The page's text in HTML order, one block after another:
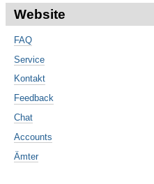
Website
FAQ
Service
Kontakt
Feedback
Chat
Accounts
Ämter